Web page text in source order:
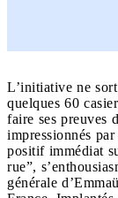
L’initiative ne
quelques 60
faire ses preuves
impressionnés
positif immédiat
rue”,
générale